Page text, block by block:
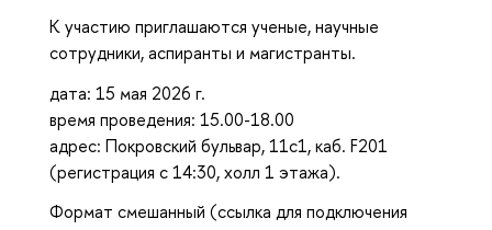
К участию приглашаются ученые, научные
сотрудники, аспиранты и магистранты.
дата: 15 мая 2026 г.
время проведения: 15.00-18.00
адрес: Покровский бульвар, 11с1, каб. F201
(регистрация с 14:30, холл 1 этажа).
Формат смешанный (ссылка для подключения